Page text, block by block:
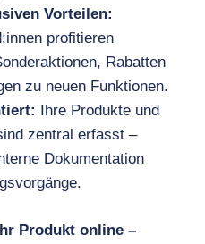
Vorteilen:
profitieren
Rabatten
zu neuen Funktionen.
Ihre Produkte und
zentral erfasst –
Dokumentation
Produkt online –